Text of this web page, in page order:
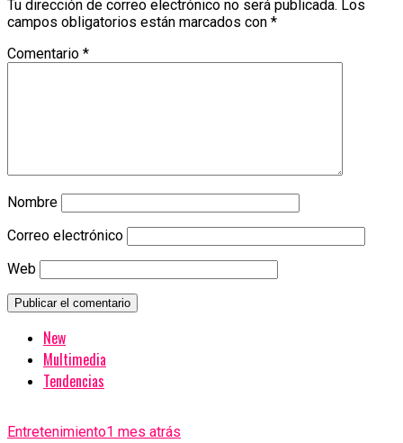
Tu dirección de correo electrónico no será publicada. Los
campos obligatorios están marcados con *
Comentario *
Nombre
Correo electrónico
Web
New
Multimedia
Tendencias
Entretenimiento1 mes atrás